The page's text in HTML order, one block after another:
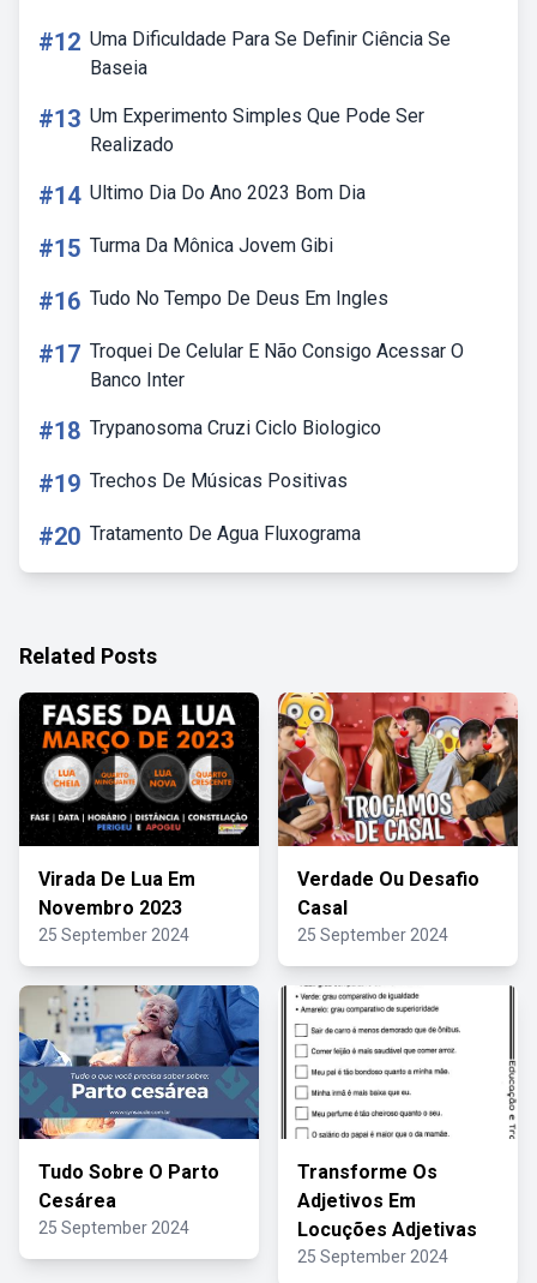
#12 Uma Dificuldade Para Se Definir Ciência Se
Baseia
#13 Um Experimento Simples Que Pode Ser
Realizado
#14 Ultimo Dia Do Ano 2023 Bom Dia
#15 Turma Da Mônica Jovem Gibi
#16 Tudo No Tempo De Deus Em Ingles
#17 Troquei De Celular E Não Consigo Acessar O
Banco Inter
#18 Trypanosoma Cruzi Ciclo Biologico
#19 Trechos De Músicas Positivas
#20 Tratamento De Agua Fluxograma
Related Posts
Virada De Lua Em
Novembro 2023
25 September 2024
Verdade Ou Desafio
Casal
25 September 2024
Tudo Sobre O Parto
Cesárea
25 September 2024
Transforme Os
Adjetivos Em
Locuções Adjetivas
25 September 2024